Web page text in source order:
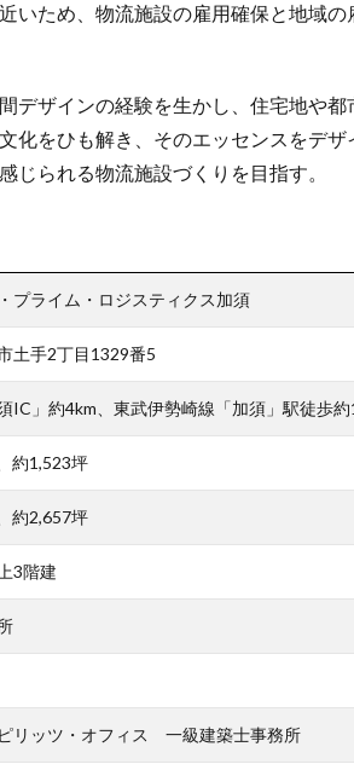
いため、物流施設の雇用確保と地域
デザインの経験を生かし、住宅地や
化をひも解き、そのエッセンスをデ
じられる物流施設づくりを目指す。
プライム・ロジスティクス加須
土手2丁目1329番5
IC」約4km、東武伊勢崎線「加須」駅徒歩
約1,523坪
約2,657坪
3階建
リッツ・オフィス 一級建築士事務所